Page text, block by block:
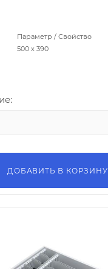
Параметр / Свойство
500 х 390
ДОБАВИТЬ В КОРЗИНУ